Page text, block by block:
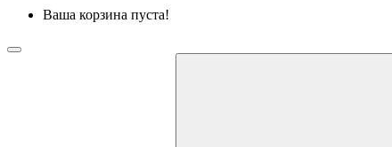
Ваша корзина пуста!